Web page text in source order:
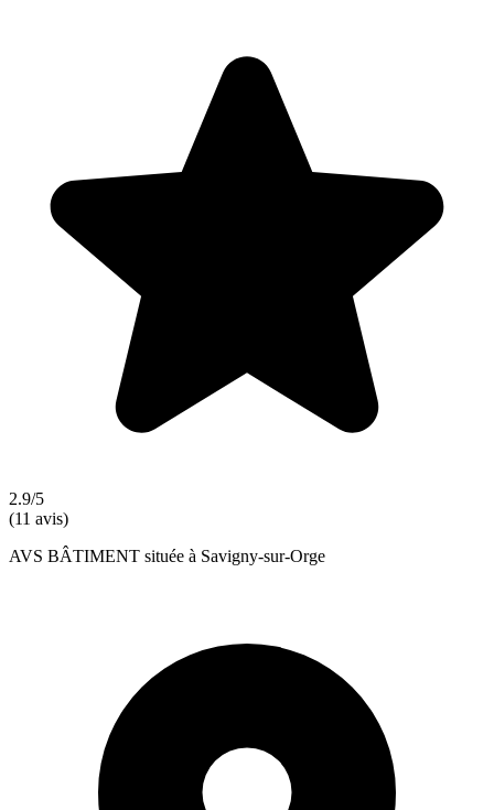
2.9/5
(11 avis)
AVS BÂTIMENT située à Savigny-sur-Orge